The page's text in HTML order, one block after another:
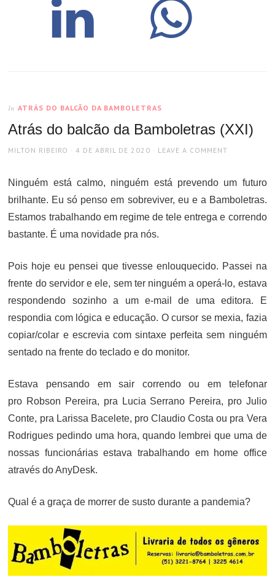
In ATRÁS DO BALCÃO DA BAMBOLETRAS
Atrás do balcão da Bamboletras (XXI)
AUTHOR
MILTON RIBEIRO
POSTED
4 DE ABRIL DE 2020 LEAVE A COMMENT
Ninguém está calmo, ninguém está prevendo um futuro
brilhante. Eu só penso em sobreviver, eu e a Bamboletras.
Estamos trabalhando em regime de tele entrega e correndo
bastante. É uma novidade pra nós.
Pois hoje eu pensei que tivesse enlouquecido. Passei na
frente do servidor e ele, sem ter ninguém a operá-lo, estava
respondendo sozinho a um e-mail de uma editora. E
respondia com lógica e educação. O cursor se mexia, fazia
copiar/colar e escrevia com sintaxe perfeita sem ninguém
sentado na frente do teclado e do monitor.
Estava pensando em sair correndo ou em telefonar
pro Robson Pereira, pra Lucia Serrano Pereira, pro Julio
Conte, pra Larissa Bacelete, pro Claudio Costa ou pra Vera
Rodrigues pedindo uma hora, quando lembrei que uma de
nossas funcionárias estava trabalhando em home office
através do AnyDesk.
Qual é a graça de morrer de susto durante a pandemia?